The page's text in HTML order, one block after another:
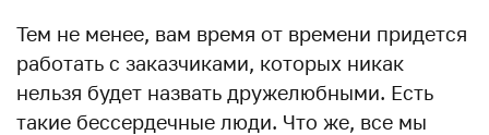
Тем не менее, вам время от времени придется
работать с заказчиками, которых никак
нельзя будет назвать дружелюбными. Есть
такие бессердечные люди. Что же, все мы